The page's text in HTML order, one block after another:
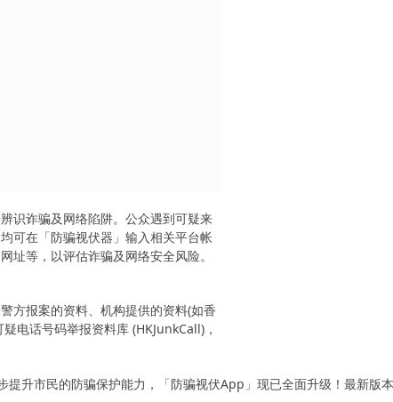
辨识诈骗及网络陷阱。公众遇到可疑来
可在「防骗视伏器」输入相关平台帐
址等，以评估诈骗及网络安全风险。
方报案的资料、机构提供的资料(如香
电话号码举报资料库 (HKJunkCall)，
提升市民的防骗保护能力，「防骗视伏App」现已全面升级！最新版